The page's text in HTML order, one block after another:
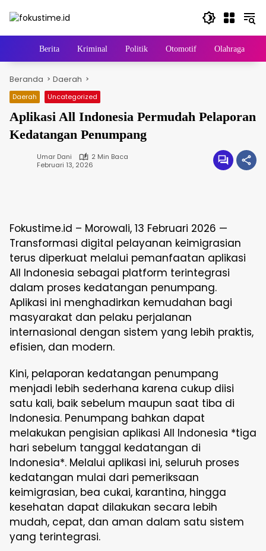
HomeBerita Kriminal Politik Otomotif Olahraga
Beranda Daerah
Daerah Uncategorized
Aplikasi All Indonesia Permudah Pelaporan
Kedatangan Penumpang
Umar Dani
2 Min Baca
Februari 13, 2026
Fokustime.id – Morowali, 13 Februari 2026 —
Transformasi digital pelayanan keimigrasian
terus diperkuat melalui pemanfaatan aplikasi
All Indonesia sebagai platform terintegrasi
dalam proses kedatangan penumpang.
Aplikasi ini menghadirkan kemudahan bagi
masyarakat dan pelaku perjalanan
internasional dengan sistem yang lebih praktis,
efisien, dan modern.
Kini, pelaporan kedatangan penumpang
menjadi lebih sederhana karena cukup diisi
satu kali, baik sebelum maupun saat tiba di
Indonesia. Penumpang bahkan dapat
melakukan pengisian aplikasi All Indonesia *tiga
hari sebelum tanggal kedatangan di
Indonesia*. Melalui aplikasi ini, seluruh proses
kedatangan mulai dari pemeriksaan
keimigrasian, bea cukai, karantina, hingga
kesehatan dapat dilakukan secara lebih
mudah, cepat, dan aman dalam satu sistem
yang terintegrasi.